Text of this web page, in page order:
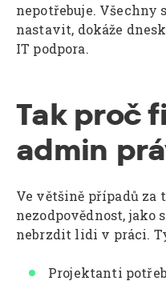
nepotřebuje. Všechny
nastavit, dokáže
IT podpora.
Tak proč
admin
Ve většině případů
nezodpovědnost, jako
nebrzdit lidi v práci.
Projektanti